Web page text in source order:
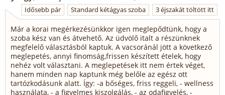
Idősebb pár Standard kétágyas szoba 3 éjszakát töltött itt
Már a korai megérkezésünkkor igen meglepődtünk, hogy a
szoba kész van és átvehető. Az üdvölő italt a részünknek
megfelelő választásból kaptuk. A vacsoránál jött a következő
meglepetés, annyi finomság,frissen készített ételek, hogy
nehéz volt választani. A meglepetések itt nem értek véget,
hanem minden nap kaptunk még belőle az egész ott
tartózkodásunk alatt. Így: -a bőséges, friss reggeli, - wellness
használata, - a figyelmes kiszolgálás, - az odafigyelés, -